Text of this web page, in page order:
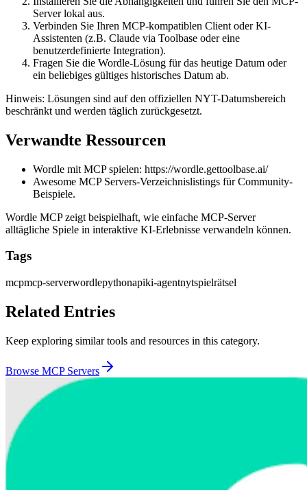
Server lokal aus.
Verbinden Sie Ihren MCP-kompatiblen Client oder KI-
Assistenten (z.B. Claude via Toolbase oder eine
benutzerdefinierte Integration).
Fragen Sie die Wordle-Lösung für das heutige Datum oder
ein beliebiges gültiges historisches Datum ab.
Hinweis: Lösungen sind auf den offiziellen NYT-Datumsbereich
beschränkt und werden täglich zurückgesetzt.
Verwandte Ressourcen
Wordle mit MCP spielen: https://wordle.gettoolbase.ai/
Awesome MCP Servers-Verzeichnislistings für Community-
Beispiele.
Wordle MCP zeigt beispielhaft, wie einfache MCP-Server
alltägliche Spiele in interaktive KI-Erlebnisse verwandeln können.
Tags
mcpmcp-serverwordlepythonapiki-agentnytspielrätsel
Related Entries
Keep exploring similar tools and resources in this category.
Browse MCP Servers